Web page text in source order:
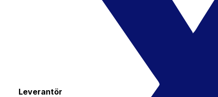
Leverantör